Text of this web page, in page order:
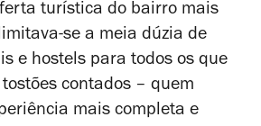
de
4
turística do bairro mais
se a meia dúzia de
e hostels para todos os que
contados – quem
mais completa e